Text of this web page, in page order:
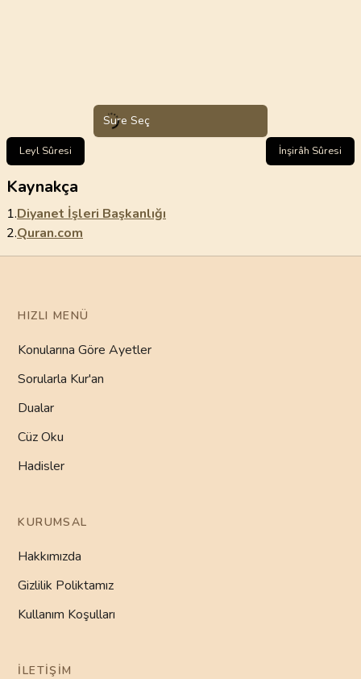
Sure Seç
Leyl Sûresi İnşirâh Sûresi
Kaynakça
1.Diyanet İşleri Başkanlığı
2.Quran.com
HIZLI MENÜ
Konularına Göre Ayetler
Sorularla Kur'an
Dualar
Cüz Oku
Hadisler
KURUMSAL
Hakkımızda
Gizlilik Poliktamız
Kullanım Koşulları
İLETIŞIM